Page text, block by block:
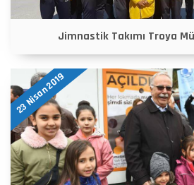
Jimnastik Takımı Troya
23 Nisan 2019